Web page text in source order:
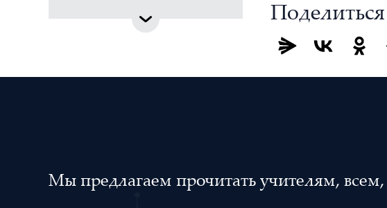
Испанцы
Поделиться
Мы предлагаем прочитать учителям, всем,